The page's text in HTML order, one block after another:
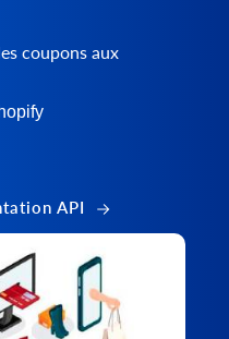
coupons aux
API